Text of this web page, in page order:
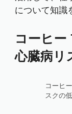
について知識
コーヒー
心臓病リ
コーヒ
スクの